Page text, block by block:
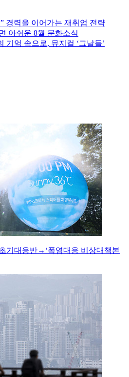
경력을 이어가는 재취업 전략
아쉬운 8월 문화소식
기억 속으로, 뮤지컬 ‘그날들’
기대응반→‘폭염대응 비상대책본